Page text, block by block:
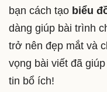
bạn cách tạo biểu
dàng giúp bài trình
trở nên đẹp mắt và
vọng bài viết đã
tin bổ ích!